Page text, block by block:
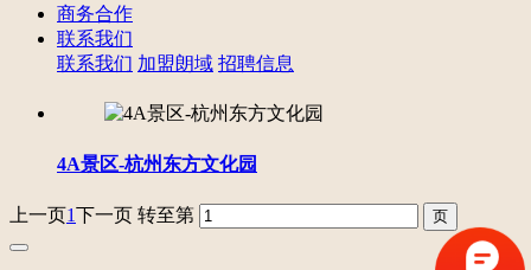
商务合作
联系我们
联系我们 加盟朗域 招聘信息
4A景区-杭州东方文化园
上一页1下一页 转至第